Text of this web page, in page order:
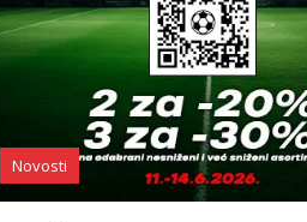
Novosti